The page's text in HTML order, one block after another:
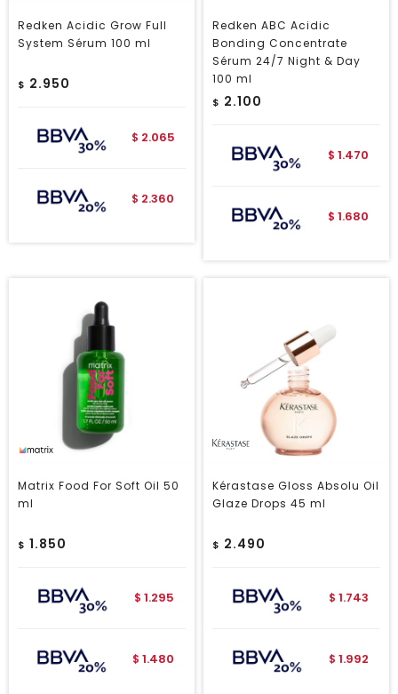
Redken Acidic Grow Full
System Sérum 100 ml
$ 2.950
$ 2.065
$ 2.360
Redken ABC Acidic
Bonding Concentrate
Sérum 24/7 Night & Day
100 ml
$ 2.100
$ 1.470
$ 1.680
Matrix Food For Soft Oil 50
ml
$ 1.850
$ 1.295
$ 1.480
Kérastase Gloss Absolu Oil
Glaze Drops 45 ml
$ 2.490
$ 1.743
$ 1.992